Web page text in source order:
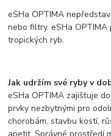
eSHa OPTIMA
nebo filtry. eSHa
tropických ryb.
Jak udržím své ryby v
eSHa OPTIMA zajišťuje
prvky nezbytnými pro
chorobám, stavbu kostí,